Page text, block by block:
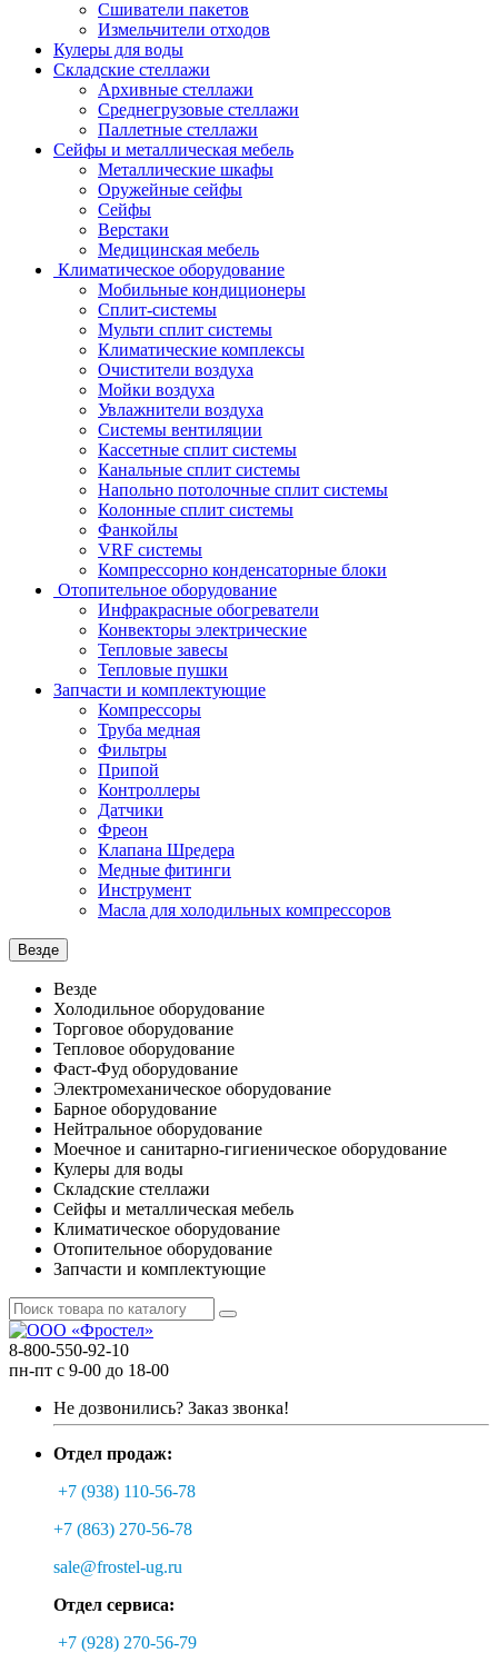
Сшиватели пакетов
Измельчители отходов
Кулеры для воды
Складские стеллажи
Архивные стеллажи
Среднегрузовые стеллажи
Паллетные стеллажи
Сейфы и металлическая мебель
Металлические шкафы
Оружейные сейфы
Сейфы
Верстаки
Медицинская мебель
Климатическое оборудование
Мобильные кондиционеры
Сплит-системы
Мульти сплит системы
Климатические комплексы
Очистители воздуха
Мойки воздуха
Увлажнители воздуха
Системы вентиляции
Кассетные сплит системы
Канальные сплит системы
Напольно потолочные сплит системы
Колонные сплит системы
Фанкойлы
VRF системы
Компрессорно конденсаторные блоки
Отопительное оборудование
Инфракрасные обогреватели
Конвекторы электрические
Тепловые завесы
Тепловые пушки
Запчасти и комплектующие
Компрессоры
Труба медная
Фильтры
Припой
Контроллеры
Датчики
Фреон
Клапана Шредера
Медные фитинги
Инструмент
Масла для холодильных компрессоров
Везде
Везде
Холодильное оборудование
Торговое оборудование
Тепловое оборудование
Фаст-Фуд оборудование
Электромеханическое оборудование
Барное оборудование
Нейтральное оборудование
Моечное и санитарно-гигиеническое оборудование
Кулеры для воды
Складские стеллажи
Сейфы и металлическая мебель
Климатическое оборудование
Отопительное оборудование
Запчасти и комплектующие
8-800-550-92-10
пн-пт с 9-00 до 18-00
Не дозвонились? Заказ звонка!
Отдел продаж:
+7 (938) 110-56-78
+7 (863) 270-56-78
sale@frostel-ug.ru
Отдел сервиса:
+7 (928) 270-56-79